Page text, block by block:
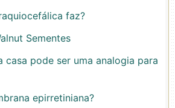
faz?
Sementes
casa pode ser uma analogia para
epirretiniana?